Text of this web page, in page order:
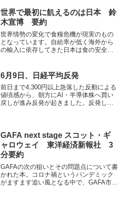
とができます。
世界で最初に飢えるのは日本 鈴
木宣博 要約
世界情勢の変化で食糧危機が現実のもの
となっています。自給率が低く海外から
の輸入に依存してきた日本は食の安全保
ん。なぜ、食糧危機が起こるのか、その
時に自給率が低いとどうなるのか、どう
すれば自給率を高めることができるのか
を知ることができる本になっています。
6月9日、日経平均反発
前日まで4,300円以上急落した反動による
値頃感から、朝方にAI・半導体株へ買い
戻しが進み反発が起きました。反発した
GAFA next stage スコット・ギ
ャロウェイ 東洋経済新報社 3
分要約
GAFAの次の狙いとその問題点について書
かれた本。コロナ禍というパンデミック
がますます追い風となる中で、GAFA市場